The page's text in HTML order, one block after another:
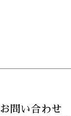
お問い合わせ